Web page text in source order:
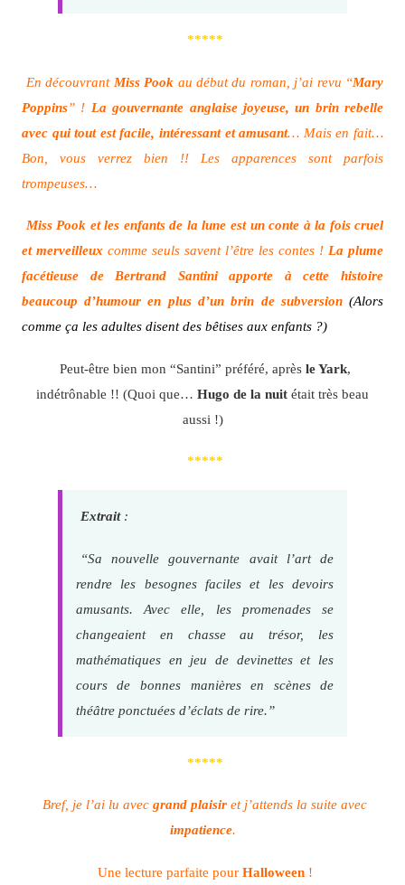
*****
En découvrant Miss Pook au début du roman, j’ai revu “Mary
Poppins” ! La gouvernante anglaise joyeuse, un brin rebelle
avec qui tout est facile, intéressant et amusant… Mais en fait…
Bon, vous verrez bien !! Les apparences sont parfois
trompeuses…
Miss Pook et les enfants de la lune est un conte à la fois cruel
et merveilleux comme seuls savent l’être les contes ! La plume
facétieuse de Bertrand Santini apporte à cette histoire
beaucoup d’humour en plus d’un brin de subversion (Alors
comme ça les adultes disent des bêtises aux enfants ?)
Peut-être bien mon “Santini” préféré, après le Yark,
indétrônable !! (Quoi que… Hugo de la nuit était très beau
aussi !)
*****
Extrait:
“Sa nouvelle gouvernante avait l’art de
rendre les besognes faciles et les devoirs
amusants. Avec elle, les promenades se
changeaient en chasse au trésor, les
mathématiques en jeu de devinettes et les
cours de bonnes manières en scènes de
théâtre ponctuées d’éclats de rire.”
*****
Bref, je l’ai lu avec grand plaisir et j’attends la suite avec
impatience.
Une lecture parfaite pour Halloween!